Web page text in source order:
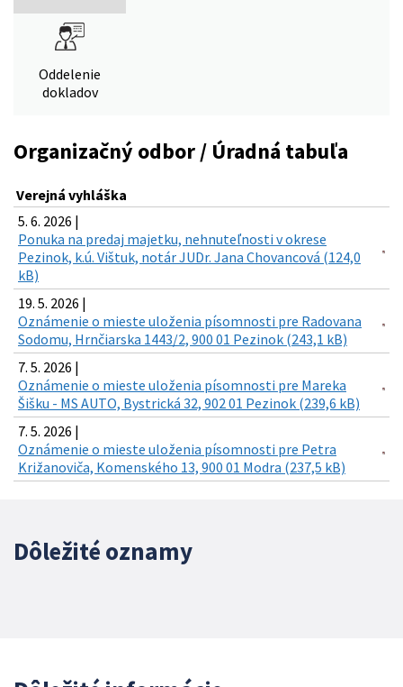
Oddelenie
dokladov
Organizačný odbor / Úradná tabuľa
Verejná vyhláška
5. 6. 2026 |
Ponuka na predaj majetku, nehnuteľnosti v okrese
Pezinok, k.ú. Vištuk, notár JUDr. Jana Chovancová (124,0
kB)
19. 5. 2026 |
Oznámenie o mieste uloženia písomnosti pre Radovana
Sodomu, Hrnčiarska 1443/2, 900 01 Pezinok (243,1 kB)
7. 5. 2026 |
Oznámenie o mieste uloženia písomnosti pre Mareka
Šišku - MS AUTO, Bystrická 32, 902 01 Pezinok (239,6 kB)
7. 5. 2026 |
Oznámenie o mieste uloženia písomnosti pre Petra
Križanoviča, Komenského 13, 900 01 Modra (237,5 kB)
Dôležité oznamy